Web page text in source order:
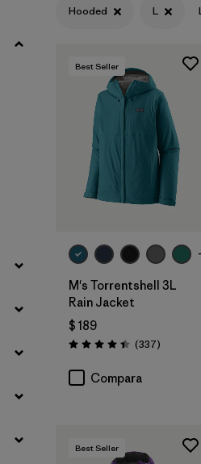
Filtrar por
Product Family
Hooded L
Best Seller
M's Torrentshell 3L
Rain Jacket
$ 189
Valoración: 4.4 / 5
(337)
Compara
Best Seller